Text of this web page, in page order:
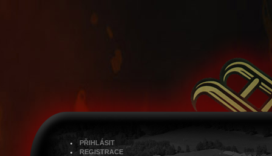
PŘIHLÁSIT
REGISTRACE